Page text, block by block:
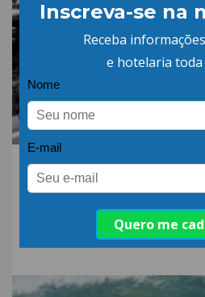
06.AGO.26 | POR: ABIH-SC
Qual a
detergente
neutro?